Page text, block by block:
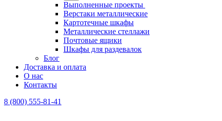
Выполненные проекты
Верстаки металлические
Картотечные шкафы
Металлические стеллажи
Почтовые ящики
Шкафы для раздевалок
Блог
Доставка и оплата
О нас
Контакты
8 (800) 555-81-41